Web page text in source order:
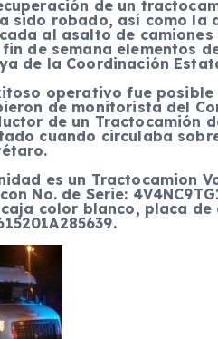
de un
sido robado, así como la
al asalto de
de semana elementos
de la Coordinación
operativo fue
de monitorista del
de un Tractocamión
cuando circulaba
es un Tractocamion
con No. de Serie:
color blanco, placa de